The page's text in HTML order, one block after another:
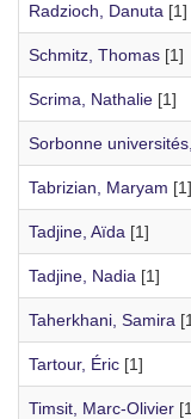
Radzioch, Danuta [1]
Schmitz, Thomas [1]
Scrima, Nathalie [1]
Sorbonne
Tabrizian, Maryam [1]
Tadjine, Aïda [1]
Tadjine, Nadia [1]
Taherkhani, Samira
Tartour, Éric [1]
Timsit, Marc-Olivier